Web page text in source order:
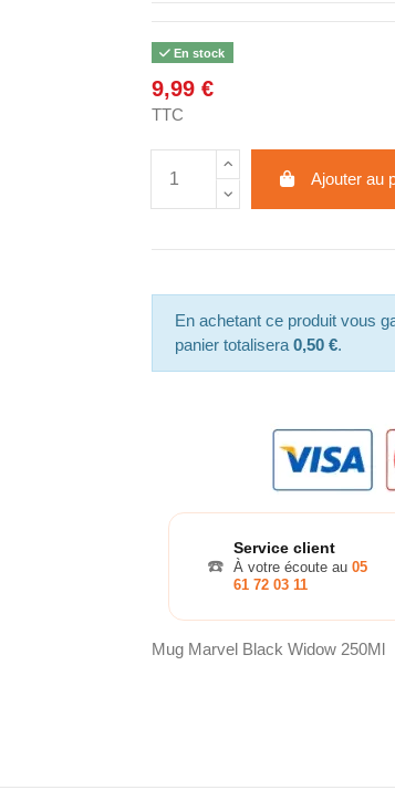
En stock
9,99 €
TTC
Ajouter au
En achetant ce produit vous
panier totalisera 0,50 €.
☎️
Service client
À votre écoute au 05
61 72 03 11
Mug Marvel Black Widow 250Ml